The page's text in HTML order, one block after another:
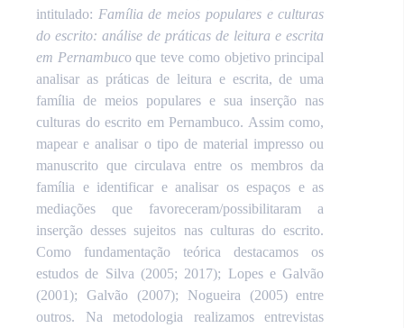
intitulado: Família de meios populares e culturas
do escrito: análise de práticas de leitura e escrita
em Pernambuco que teve como objetivo principal
analisar as práticas de leitura e escrita, de uma
família de meios populares e sua inserção nas
culturas do escrito em Pernambuco. Assim como,
mapear e analisar o tipo de material impresso ou
manuscrito que circulava entre os membros da
família e identificar e analisar os espaços e as
mediações que favoreceram/possibilitaram a
inserção desses sujeitos nas culturas do escrito.
Como fundamentação teórica destacamos os
estudos de Silva (2005; 2017); Lopes e Galvão
(2001); Galvão (2007); Nogueira (2005) entre
outros. Na metodologia realizamos entrevistas